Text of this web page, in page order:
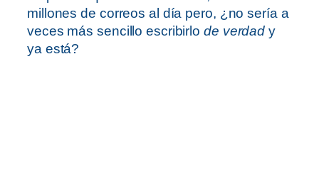
millones de correos al día pero, ¿no sería a
veces más sencillo escribirlo de verdad y
ya está?